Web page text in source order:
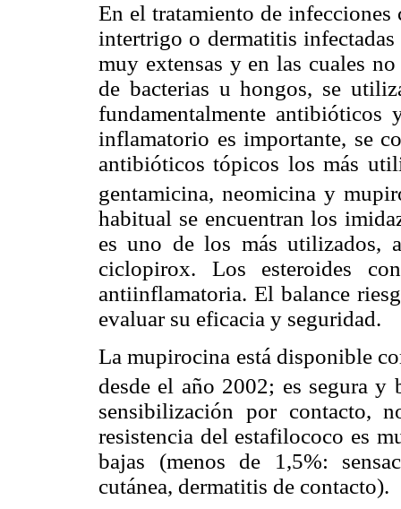
En el tratamiento de
intertrigo o dermatitis
muy extensas y en las cuales
de bacterias u hongos, se
fundamentalmente
inflamatorio es importante, se
antibióticos tópicos los más
gentamicina, neomicina y
habitual se encuentran los
es uno de los más utilizados,
ciclopirox. Los esteroides
antiinflamatoria. El balance
evaluar su eficacia y seguridad.
La mupirocina está disponible
desde el año 2002; es segura y
sensibilización por contacto,
resistencia del estafilococo es
bajas (menos de 1,5%:
cutánea, dermatitis de contacto).